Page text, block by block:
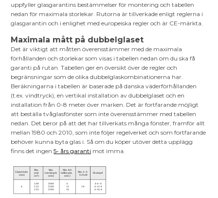
uppfyller glasgarantins bestämmelser för montering och tabellen
nedan för maximala storlekar. Rutorna är tillverkade enligt reglerna i
glasgarantin och i enlighet med europeiska regler och är CE-märkta.
Maximala mått på dubbelglaset
Det är viktigt att måtten överensstämmer med de maximala
förhållanden och storlekar som visas i tabellen nedan om du ska få
garanti på rutan. Tabellen ger en översikt över de regler och
begränsningar som de olika dubbelglaskombinationerna har.
Beräkningarna i tabellen är baserade på danska väderförhållanden
(t.ex. vindtryck), en vertikal installation av dubbelglaset och en
installation från 0-8 meter över marken. Det är fortfarande möjligt
att beställa tvåglasfönster som inte överensstämmer med tabellen
nedan. Det beror på att det har tillverkats många fönster, framför allt
mellan 1980 och 2010, som inte följer regelverket och som fortfarande
behöver kunna byta glas i. Så om du köper utöver detta upplägg
finns det ingen5- års garanti mot imma.